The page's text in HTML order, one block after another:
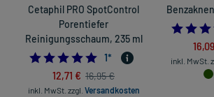
Cetaphil PRO SpotControl
Porentiefer
Reinigungsschaum, 235 ml
5.0
1*
12,71 € 16,95 €
inkl. MwSt. zzgl. Versandkosten
inkl. MwSt.